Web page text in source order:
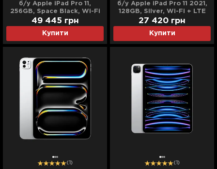
б/у Apple iPad Pro 11,
256GB, Space Black, Wi-Fi
+ LTE (M5) (ME2N4) (2025)
Купити
49 445 грн
б/у Apple iPad Pro 11 2021,
128GB, Silver, Wi-Fi + LTE
(M1) (MHMU3, MHW63)
Купити
27 420 грн
(1) (1)